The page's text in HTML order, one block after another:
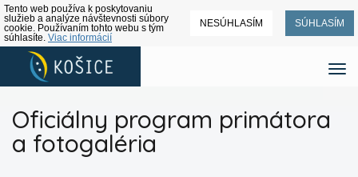
Tento web používa k poskytovaniu
služieb a analýze návštevnosti súbory
cookie. Používaním tohto webu s tým
súhlasíte. Viac informácií
NESÚHLASÍM SÚHLASÍM
Oficiálny program primátora
a fotogaléria